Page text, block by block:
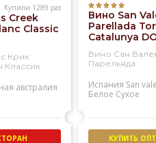
Купили 1289 раз
Creek
Classic
Крик
Классик
австралия
Вино San
Parellada
Catalunya
Вино Сан
Парельяда
Испания San
Белое Сухое
КУПИТЬ